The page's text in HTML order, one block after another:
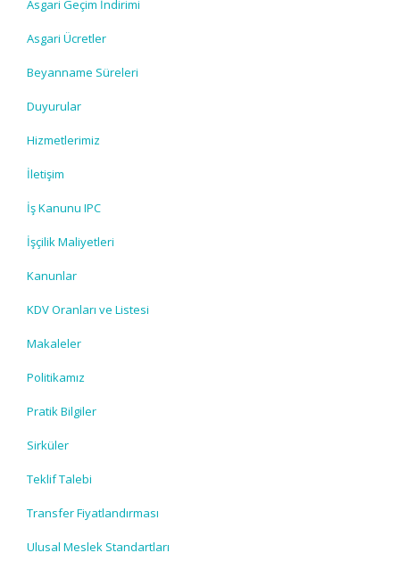
Asgari Geçim İndirimi
Asgari Ücretler
Beyanname Süreleri
Duyurular
Hizmetlerimiz
İletişim
İş Kanunu IPC
İşçilik Maliyetleri
Kanunlar
KDV Oranları ve Listesi
Makaleler
Politikamız
Pratik Bilgiler
Sirküler
Teklif Talebi
Transfer Fiyatlandırması
Ulusal Meslek Standartları